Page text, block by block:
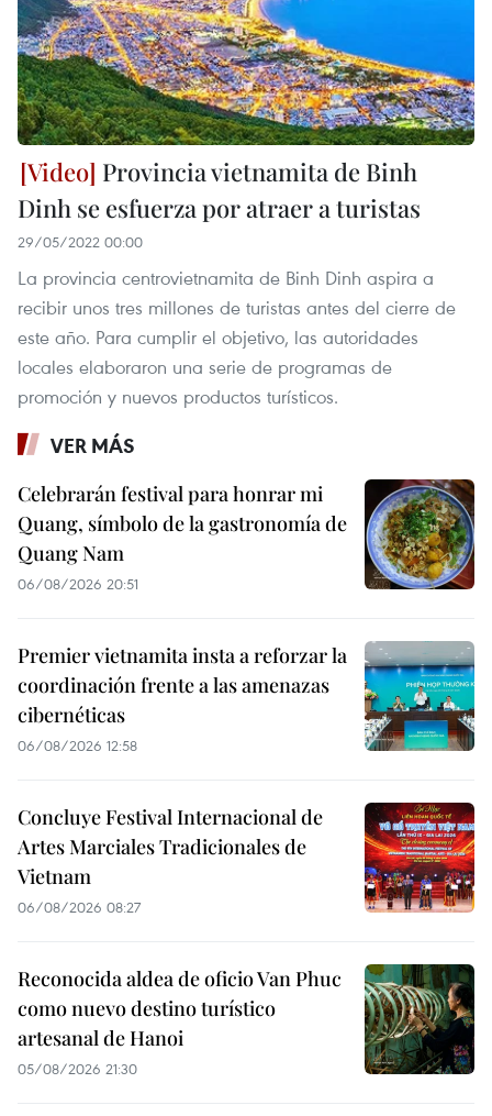
Provincia vietnamita de Binh
Dinh se esfuerza por atraer a turistas
29/05/2022 00:00
La provincia centrovietnamita de Binh Dinh aspira a
recibir unos tres millones de turistas antes del cierre de
este año. Para cumplir el objetivo, las autoridades
locales elaboraron una serie de programas de
promoción y nuevos productos turísticos.
VER MÁS
Celebrarán festival para honrar mi
Quang, símbolo de la gastronomía de
Quang Nam
06/08/2026 20:51
Premier vietnamita insta a reforzar la
coordinación frente a las amenazas
cibernéticas
06/08/2026 12:58
Concluye Festival Internacional de
Artes Marciales Tradicionales de
Vietnam
06/08/2026 08:27
Reconocida aldea de oficio Van Phuc
como nuevo destino turístico
artesanal de Hanoi
05/08/2026 21:30